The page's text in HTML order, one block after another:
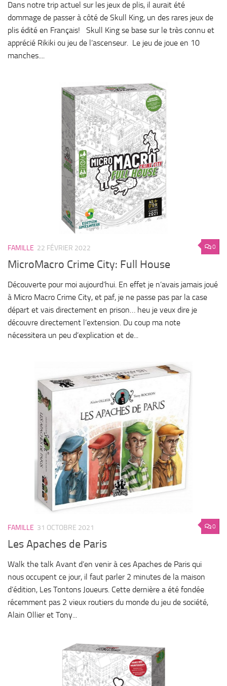
Dans notre trip actuel sur les jeux de plis, il aurait été
dommage de passer à côté de Skull King, un des rares jeux de
plis édité en Français! Skull King se base sur le très connu et
apprécié Rikiki ou jeu de l’ascenseur. Le jeu de joue en 10
manches....
0
FAMILLE 22 FÉVRIER 2022
MicroMacro Crime City: Full House
Découverte pour moi aujourd’hui. En effet je n’avais jamais joué
à Micro Macro Crime City, et paf, je ne passe pas par la case
départ et vais directement en prison… heu je veux dire je
découvre directement l’extension. Du coup ma note
nécessitera un peu d’explication et de...
0
FAMILLE 31 OCTOBRE 2021
Les Apaches de Paris
Walk the talk Avant d’en venir à ces Apaches de Paris qui
nous occupent ce jour, il faut parler 2 minutes de la maison
d’édition, Les Tontons Joueurs. Cette dernière a été fondée
récemment pas 2 vieux routiers du monde du jeu de société,
Alain Ollier et Tony...